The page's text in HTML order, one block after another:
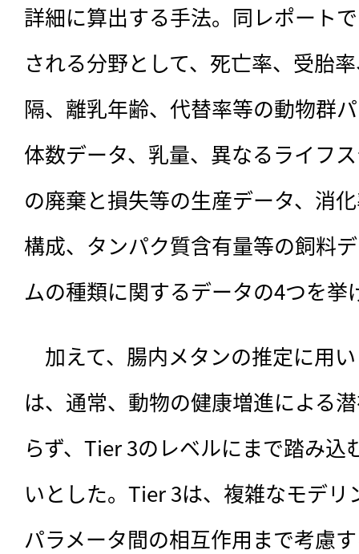
詳細に算出する手法。同レポート
される分野として、死亡率、受胎
隔、離乳年齢、代替率等の動物群
体数データ、乳量、異なるライフ
の廃棄と損失等の生産データ、消
構成、タンパク質含有量等の飼料
ムの種類に関するデータの4つを挙
加えて、腸内メタンの推定に用
は、通常、動物の健康増進による
らず、Tier 3のレベルにまで踏み
いとした。Tier 3は、複雑なモデ
パラメータ間の相互作用まで考慮